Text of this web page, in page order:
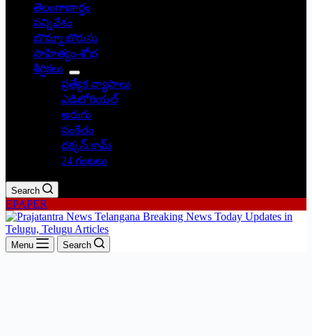
తెలంగాణార్థం
సన్నివేశం
బొమ్మా బొరుసు
సాహిత్యం-శోభ
శీర్షికలు
ప్రత్యేక వ్యాసాలు
ఎడిటోరియల్
అరుగు
సంకేతం
దక్కన్.కామ్
24 గంటలు
Search
EPAPER
Menu Search